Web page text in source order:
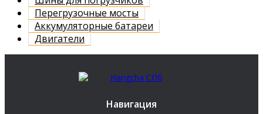
Перегрузочные мосты
Аккумуляторные батареи
Двигатели
Навигация